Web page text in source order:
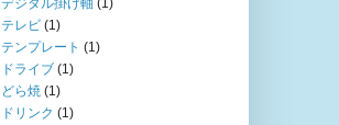
テレビ (1)
テンプレート (1)
ドライブ (1)
どら焼 (1)
ドリンク (1)